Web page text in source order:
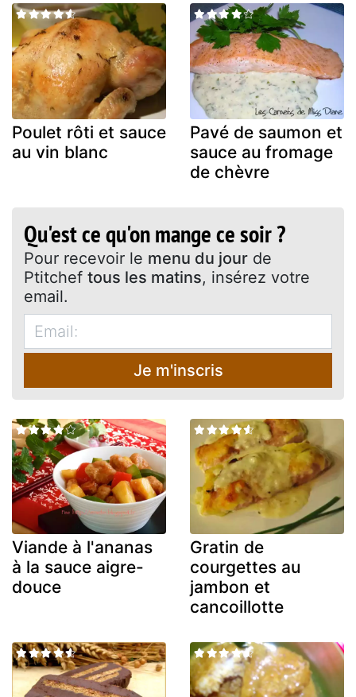
Poulet rôti et sauce
au vin blanc
Pavé de saumon et
sauce au fromage
de chèvre
Qu'est ce qu'on mange ce soir ?
Pour recevoir le menu du jour de
Ptitchef tous les matins, insérez votre
email.
Je m'inscris
Viande à l'ananas
à la sauce aigre-
douce
Gratin de
courgettes au
jambon et
cancoillotte